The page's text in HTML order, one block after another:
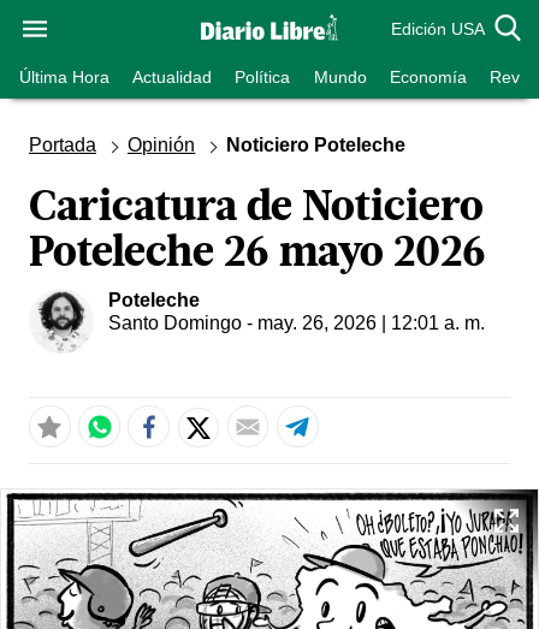
Edición USA
Última Hora Actualidad Política Mundo Economía
Portada Opinión Noticiero Poteleche
Caricatura de Noticiero
Poteleche 26 mayo 2026
Poteleche
Santo Domingo - may. 26, 2026 | 12:01 a. m.